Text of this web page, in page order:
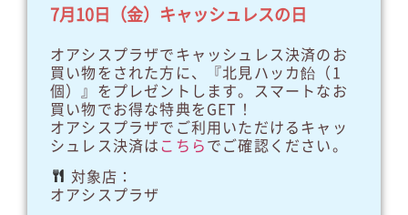
7月10日（金）キャッシュレスの日
オアシスプラザでキャッシュレス決済のお
買い物をされた方に、『北見ハッカ飴（1
個）』をプレゼントします。スマートなお
買い物でお得な特典をGET！
オアシスプラザでご利用いただけるキャッ
シュレス決済はこちらでご確認ください。
対象店：
オアシスプラザ